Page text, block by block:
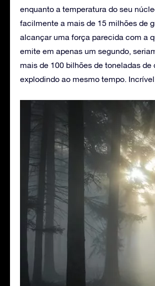
enquanto a temperatura do seu
facilmente a mais de 15 milhões de
alcançar uma força parecida com a
emite em apenas um segundo,
mais de 100 bilhões de toneladas de
explodindo ao mesmo tempo.